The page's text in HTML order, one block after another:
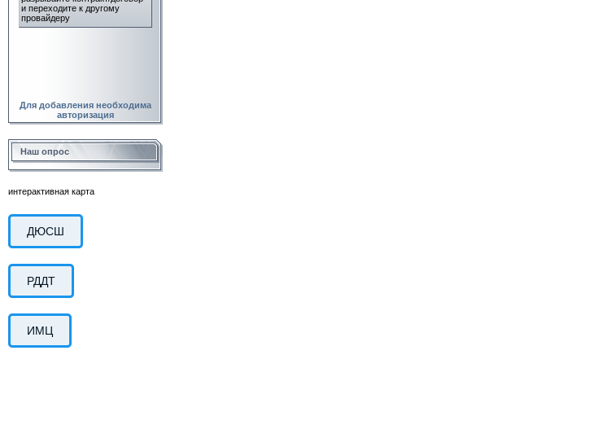
Для добавления необходима
авторизация
Наш опрос
интерактивная карта
ДЮСШ
РДДТ
ИМЦ